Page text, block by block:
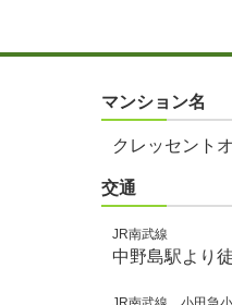
マンション名
クレッセント
交通
JR南武線
中野島駅より